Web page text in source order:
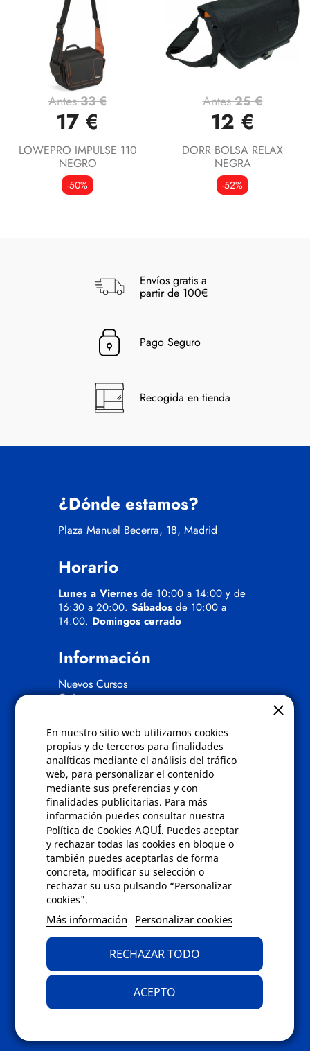
En nuestro sitio web utilizamos cookies
propias y de terceros para finalidades
analíticas mediante el análisis del tráfico
web, para personalizar el contenido
mediante sus preferencias y con
finalidades publicitarias. Para más
información puedes consultar nuestra
Política de CookiesAQUÍ. Puedes aceptar
y rechazar todas las cookies en bloque o
también puedes aceptarlas de forma
concreta, modificar su selección o
rechazar su uso pulsando “Personalizar
cookies".
Más información Personalizar cookies
RECHAZAR TODO
ACEPTO
Antes33 €
17 €
LOWEPRO IMPULSE 110
NEGRO
-50%
Antes25 €
12 €
DORR BOLSA RELAX
NEGRA
-52%
Envíos gratis a
partir de 100€
Pago Seguro
Recogida en tienda
¿Dónde estamos?
Plaza Manuel Becerra, 18, Madrid
Horario
Lunes a Viernes de 10:00 a 14:00 y de
16:30 a 20:00. Sábados de 10:00 a
14:00. Domingos cerrado
Información
Nuevos Cursos
Quienes somos
Políticas
Condiciones de compra
Aviso de privacidad
Cookies
Bajas comunicados comerciales
Derecho de desistimiento
Preguntas frecuentes
Contacto
Envíanos un email a
bien rellena nuestroformulario de
contacto